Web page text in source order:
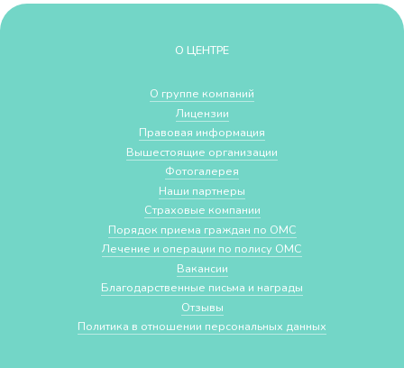
О ЦЕНТРЕ
О группе компаний
Лицензии
Правовая информация
Вышестоящие организации
Фотогалерея
Наши партнеры
Страховые компании
Порядок приема граждан по ОМС
Лечение и операции по полису ОМС
Вакансии
Благодарственные письма и награды
Отзывы
Политика в отношении персональных данных